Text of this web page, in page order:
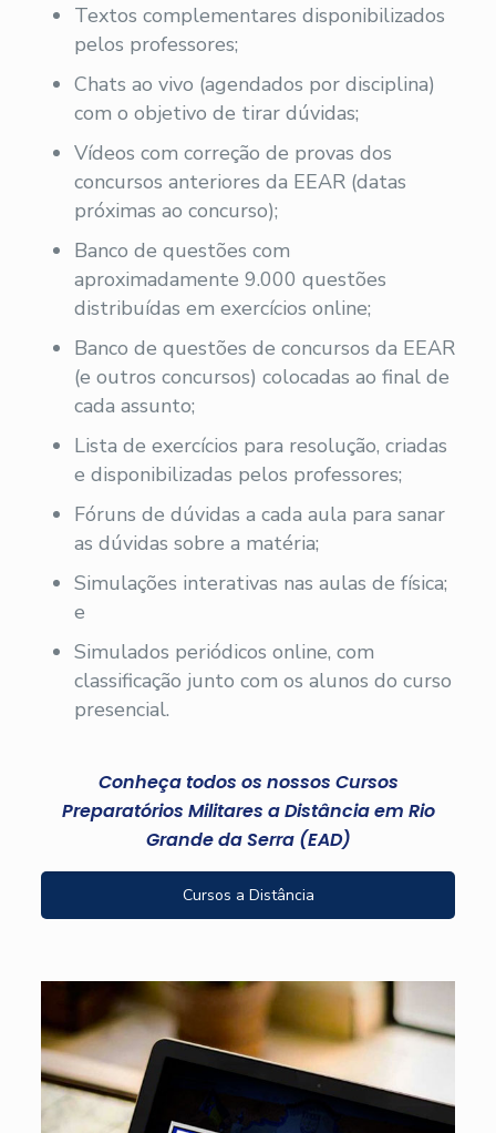
Textos complementares disponibilizados
pelos professores;
Chats ao vivo (agendados por disciplina)
com o objetivo de tirar dúvidas;
Vídeos com correção de provas dos
concursos anteriores da EEAR (datas
próximas ao concurso);
Banco de questões com
aproximadamente 9.000 questões
distribuídas em exercícios online;
Banco de questões de concursos da EEAR
(e outros concursos) colocadas ao final de
cada assunto;
Lista de exercícios para resolução, criadas
e disponibilizadas pelos professores;
Fóruns de dúvidas a cada aula para sanar
as dúvidas sobre a matéria;
Simulações interativas nas aulas de física;
e
Simulados periódicos online, com
classificação junto com os alunos do curso
presencial.
Conheça todos os nossos Cursos
Preparatórios Militares a Distância em Rio
Grande da Serra (EAD)
Cursos a Distância